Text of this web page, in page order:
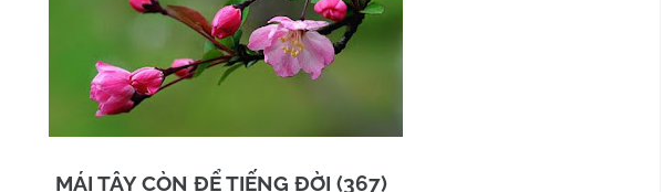
MÁI TÂY CÒN ĐỂ TIẾNG ĐỜI (367)